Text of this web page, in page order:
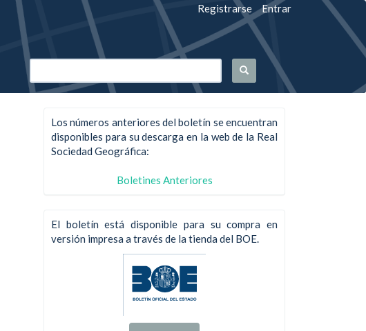
Registrarse Entrar
Los números anteriores del boletín se encuentran
disponibles para su descarga en la web de la Real
Sociedad Geográfica:
Boletines Anteriores
El boletín está disponible para su compra en
versión impresa a través de la tienda del BOE.